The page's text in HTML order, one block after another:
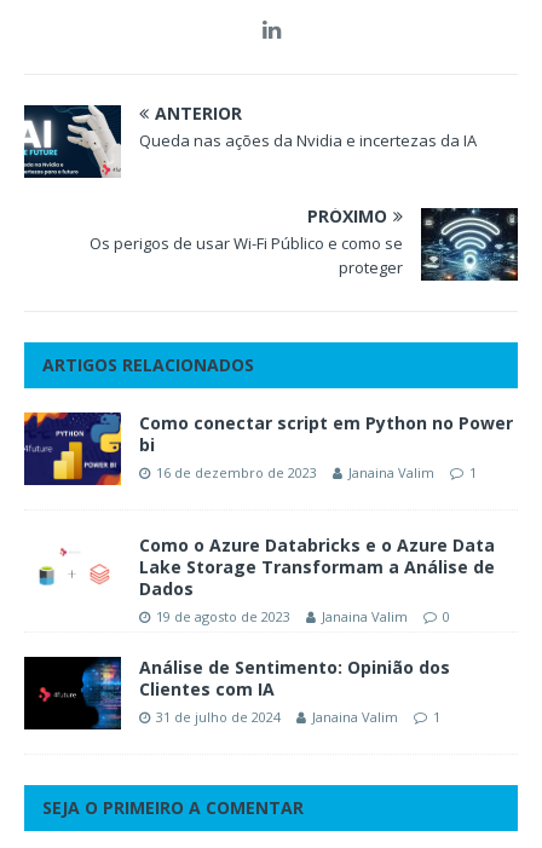
ANTERIOR
Queda nas ações da Nvidia e incertezas da IA
PRÓXIMO
Os perigos de usar Wi-Fi Público e como se
proteger
ARTIGOS RELACIONADOS
Como conectar script em Python no Power
bi
16 de dezembro de 2023 Janaina Valim 1
Como o Azure Databricks e o Azure Data
Lake Storage Transformam a Análise de
Dados
19 de agosto de 2023 Janaina Valim 0
Análise de Sentimento: Opinião dos
Clientes com IA
31 de julho de 2024 Janaina Valim 1
SEJA O PRIMEIRO A COMENTAR